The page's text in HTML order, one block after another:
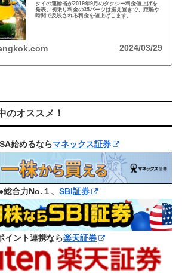
タイの運輸省が2019年9月のタクシー料金値上げを
発表。初乗り料金の35バーツは据え置きで、距離や
時間で反映される料金を値上げします。
2024/03/29
のオススメ！
始めるならマネックス証券
●総合力No.１、 SBI証券
イント連携なら楽天証券